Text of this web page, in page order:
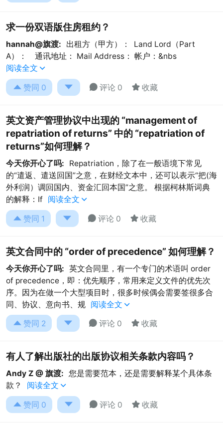
求一份双语版住房租约？
hannah@旗渡:
出租方（甲方）： Land Lord（Part
A）： 通讯地址： Mail Address： 帐户：&nbs
阅读全文 
 赞同 0   评论 0  收藏
英文资产管理协议中出现的 “management of
repatriation of returns” 中的 “repatriation of
returns”如何理解？
今天你开心了吗:
Repatriation，除了在一般语境下常见
的“遣返、遣送回国”之意，在财经文本中，还可以表示“把(海
外利润）调回国内、资金汇回本国”之意。 根据柯林斯词典
的解释：If 阅读全文 
 赞同 1   评论 0  收藏
英文合同中的 “order of precedence” 如何理解？
今天你开心了吗: 英文合同里，有一个专门的术语叫 order
of precedence，即：优先顺序，常用来定义文件的优先次
序。因为在做一个大型项目时，很多时候偶会需要签很多合
同、协议、意向书、规 阅读全文 
 赞同 2   评论 0  收藏
有人了解出版社的出版协议相关条款内容吗？
Andy Z @ 旗渡: 您是需要范本，还是需要解释某个具体条
款？
阅读全文 
 赞同 0   评论 0  收藏